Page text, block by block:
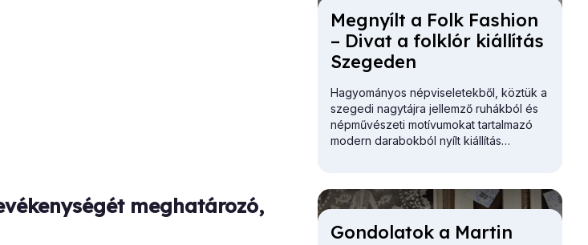
meghatározó,
Meg­nyílt a Folk Fashi­on
– Di­vat a folk­lór ki­ál­lí­tás
Sze­ge­den
Hagyományos népviseletekből, köztük a
szegedi nagytájra jellemző ruhákból és
népművészeti motívumokat tartalmazó
modern darabokból nyílt kiállítás
Gon­do­la­tok a Mar­tin